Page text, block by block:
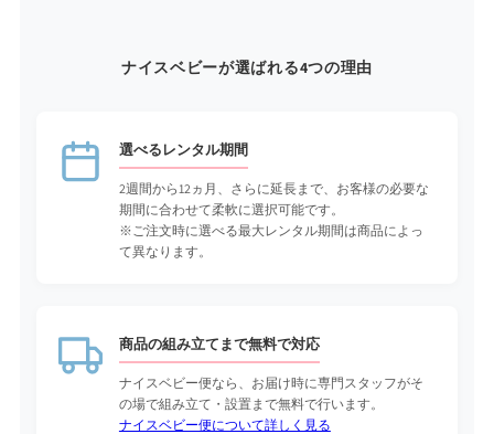
ナイスベビーが選ばれる4つの理由
選べるレンタル期間
2週間から12ヵ月、さらに延長まで、お客様の必要な
期間に合わせて柔軟に選択可能です。
※ご注文時に選べる最大レンタル期間は商品によっ
て異なります。
商品の組み立てまで無料で対応
ナイスベビー便なら、お届け時に専門スタッフがそ
の場で組み立て・設置まで無料で行います。
ナイスベビー便について詳しく見る